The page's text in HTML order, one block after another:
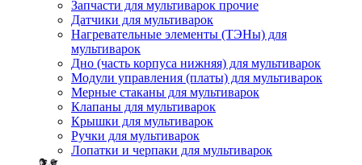
Запчасти для мультиварок прочие
Датчики для мультиварок
Нагревательные элементы (ТЭНы) для
мультиварок
Дно (часть корпуса нижняя) для мультиварок
Модули управления (платы) для мультиварок
Мерные стаканы для мультиварок
Клапаны для мультиварок
Крышки для мультиварок
Ручки для мультиварок
Лопатки и черпаки для мультиварок